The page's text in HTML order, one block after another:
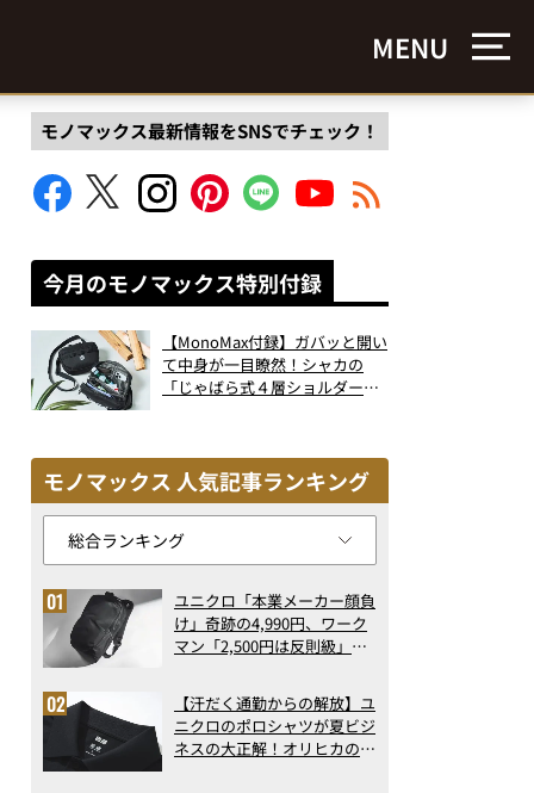
MENU
モノマックス最新情報をSNSでチェック！
今月のモノマックス特別付録
【MonoMax付録】ガバッと開い
て中身が一目瞭然！シャカの
「じゃばら式４層ショルダーバ
モノマックス 人気記事ランキング
ユニクロ「本業メーカー顔負
け」奇跡の4,990円、ワーク
マン「2,500円は反則級」凄
ト3】（2026年6月版）
【汗だく通勤からの解放】ユ
ニクロのポロシャツが夏ビジ
ネスの大正解！オリヒカの透